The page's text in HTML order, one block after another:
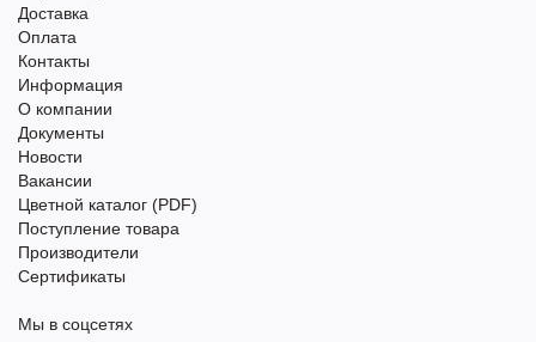
Доставка
Оплата
Контакты
Информация
О компании
Документы
Новости
Вакансии
Цветной каталог (PDF)
Поступление товара
Производители
Сертификаты
Мы в соцсетях